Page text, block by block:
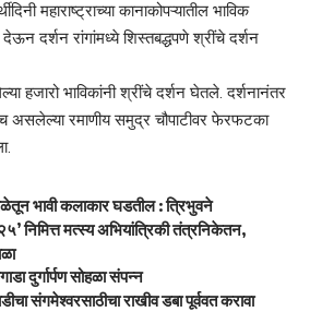
महाराष्ट्राच्या कानाकोपऱ्यातील भाविक
दर्शन रांगांमध्ये शिस्तबद्धपणे श्रींचे दर्शन
हजारो भाविकांनी श्रींचे दर्शन घेतले. दर्शनानंतर
असलेल्या रमाणीय समुद्र चौपाटीवर फेरफटका
भावी कलाकार घडतील : त्रिभुवने
निमित्त मत्स्य अभियांत्रिकी तंत्रनिकेतन,
दुर्गार्पण सोहळा संपन्न
संगमेश्वरसाठीचा राखीव डबा पूर्ववत करावा